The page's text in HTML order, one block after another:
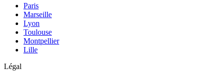
Paris
Marseille
Lyon
Toulouse
Montpellier
Lille
Légal